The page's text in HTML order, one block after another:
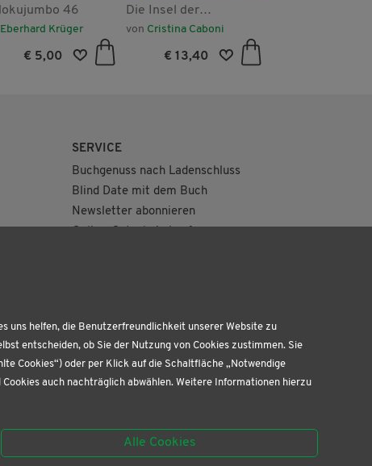
46
Eberhard Krüger
€ 5,00
Die Insel der
Sommerträume
von Cristina Caboni
€ 13,40
SERVICE
Buchgenuss nach Ladenschluss
Blind Date mit dem Buch
Newsletter abonnieren
uns helfen, die Benutzerfreundlichkeit unserer Website zu
entscheiden, ob Sie der Nutzung von Cookies zustimmen. Sie
Cookies“) oder per Klick auf die Schaltfläche „Notwendige
auch nachträglich abwählen. Weitere Informationen hierzu
Alle Cookies